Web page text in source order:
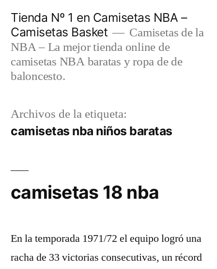
contenido
Tienda Nº 1 en Camisetas NBA –
Camisetas Basket
Camisetas de la
NBA – La mejor tienda online de
camisetas NBA baratas y ropa de de
baloncesto.
Archivos de la etiqueta:
camisetas nba niños baratas
camisetas 18 nba
En la temporada 1971/72 el equipo logró una
racha de 33 victorias consecutivas, un récord